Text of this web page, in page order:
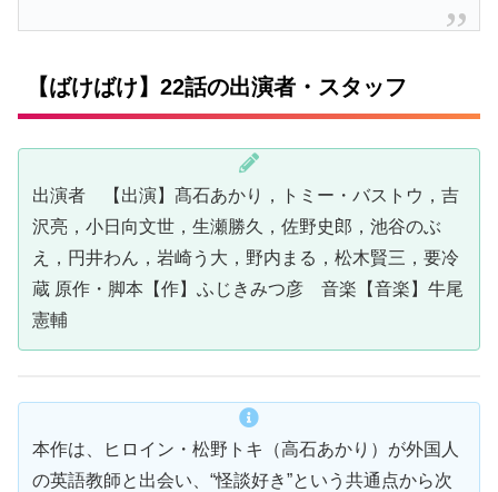
【ばけばけ】22話の出演者・スタッフ
出演者 【出演】髙石あかり，トミー・バストウ，吉
沢亮，小日向文世，生瀬勝久，佐野史郎，池谷のぶ
え，円井わん，岩崎う大，野内まる，松木賢三，要冷
蔵 原作・脚本【作】ふじきみつ彦 音楽【音楽】牛尾
憲輔
本作は、ヒロイン・松野トキ（高石あかり）が外国人
の英語教師と出会い、“怪談好き”という共通点から次